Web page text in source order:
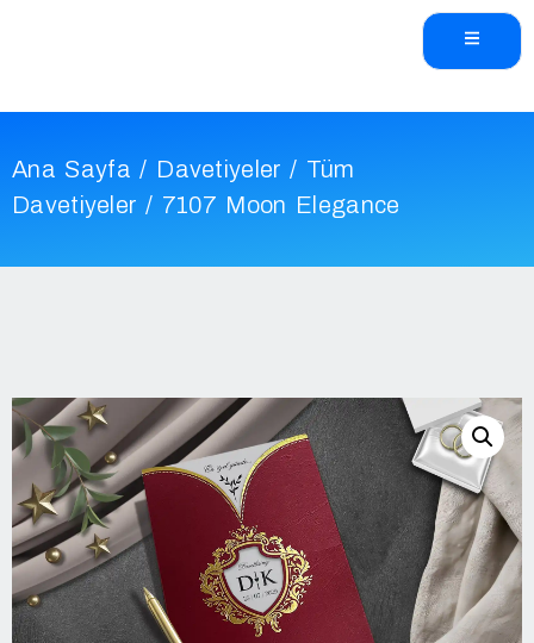
Ana Sayfa / Davetiyeler / Tüm
Davetiyeler / 7107 Moon Elegance